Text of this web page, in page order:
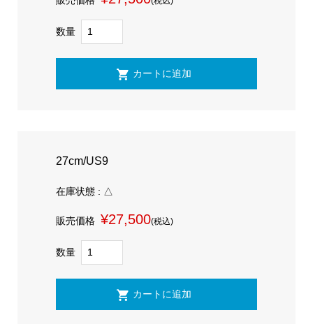
数量
27cm/US9
在庫状態 : △
販売価格 ¥27,500(税込)
数量